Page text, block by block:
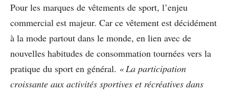
Pour les marques de vêtements de sport, l’enjeu
commercial est majeur. Car ce vêtement est décidément
à la mode partout dans le monde, en lien avec de
nouvelles habitudes de consommation tournées vers la
pratique du sport en général. « La participation
croissante aux activités sportives et récréatives dans